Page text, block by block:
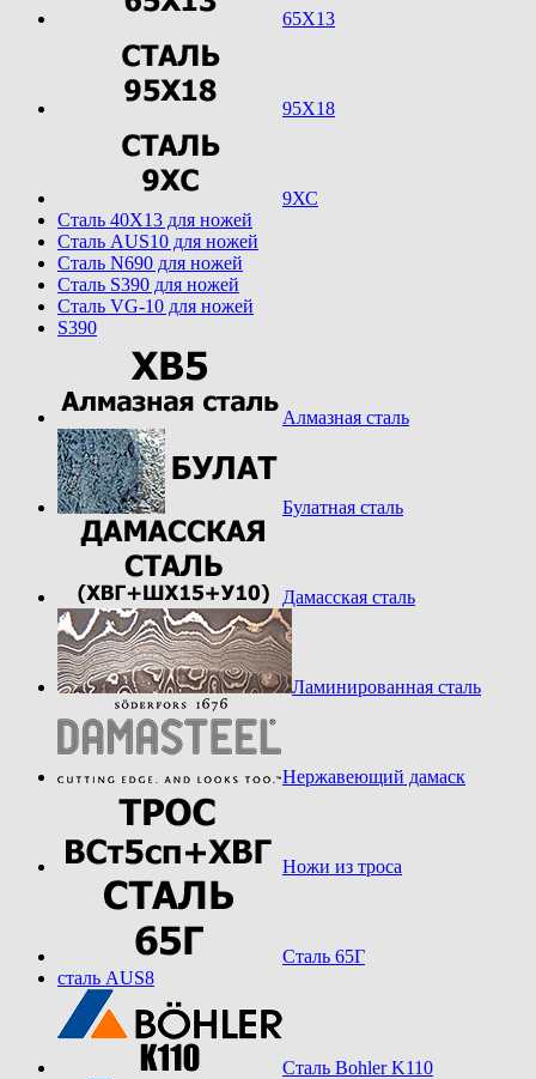
65Х13
95Х18
9ХС
Cталь 40Х13 для ножей
Cталь AUS10 для ножей
Cталь N690 для ножей
Cталь S390 для ножей
Cталь VG-10 для ножей
S390
Алмазная сталь
Булатная сталь
Дамасская сталь
Ламинированная сталь
Нержавеющий дамаск
Ножи из троса
Сталь 65Г
сталь AUS8
Сталь Bohler K110